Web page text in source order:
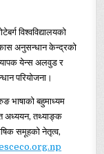
विश्वविद्यालयको
अनुसन्धान केन्द्रको
येन्स अलवुड र
परियोजना।
भाषाको बहुमाध्यम
अध्ययन, तथ्याङ्क
समूहको नेतृत्व,